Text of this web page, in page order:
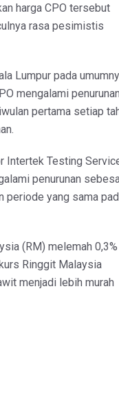
harga CPO tersebut
rasa pesimistis
Lumpur pada
mengalami
pertama setiap
Intertek Testing
penurunan
periode yang sama
(RM) melemah
Ringgit Malaysia
menjadi lebih murah